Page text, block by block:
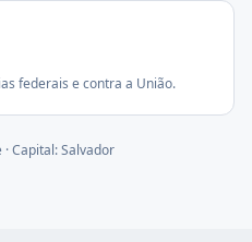
federais e contra a União.
· Capital:Salvador